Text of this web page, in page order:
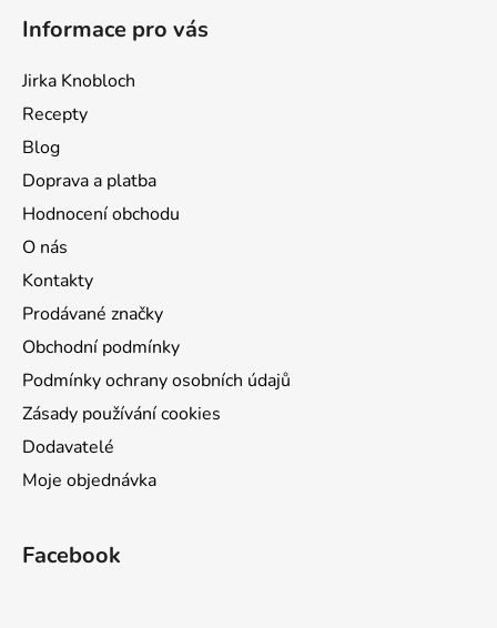
Informace pro vás
Jirka Knobloch
Recepty
Blog
Doprava a platba
Hodnocení obchodu
O nás
Kontakty
Prodávané značky
Obchodní podmínky
Podmínky ochrany osobních údajů
Zásady používání cookies
Dodavatelé
Moje objednávka
Facebook